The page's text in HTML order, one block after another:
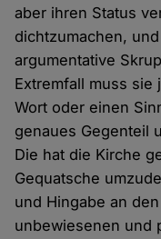
aber ihren Status
dichtzumachen,
argumentative
Extremfall muss sie
Wort oder einen
genaues Gegenteil
Die hat die Kirche
Gequatsche
und Hingabe an
unbewiesenen und